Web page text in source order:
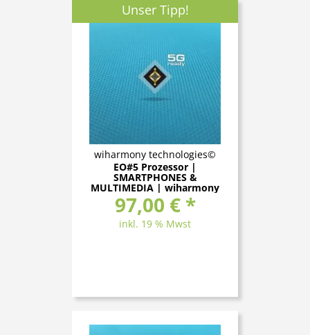
Unser Tipp!
wiharmony technologies©
EO#5 Prozessor |
SMARTPHONES &
MULTIMEDIA | wiharmony
technologies
97,00 € *
inkl. 19 % Mwst